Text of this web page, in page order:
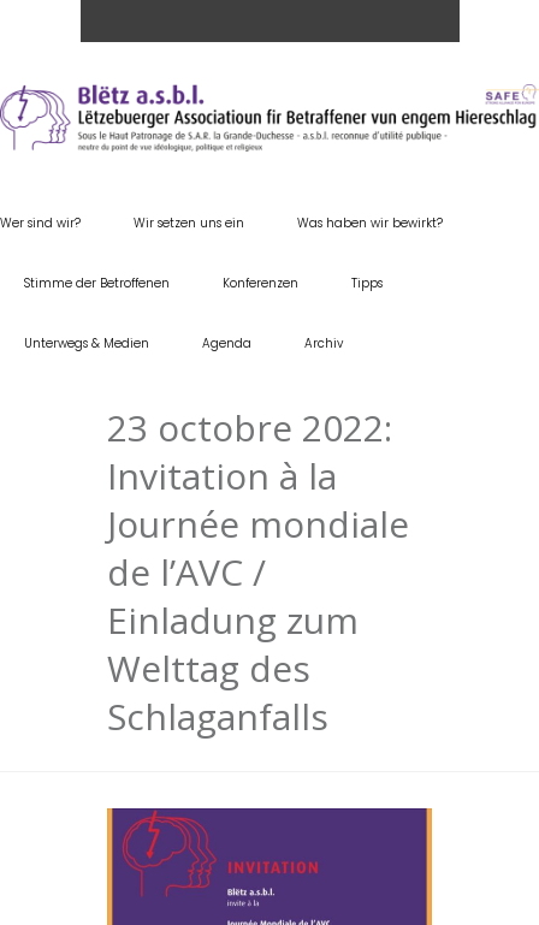
Wer sind wir? Wir setzen uns ein Was haben wir bewirkt?
Stimme der Betroffenen Konferenzen Tipps
Unterwegs & Medien Agenda Archiv
23 octobre 2022:
Invitation à la
Journée mondiale
de l’AVC /
Einladung zum
Welttag des
Schlaganfalls